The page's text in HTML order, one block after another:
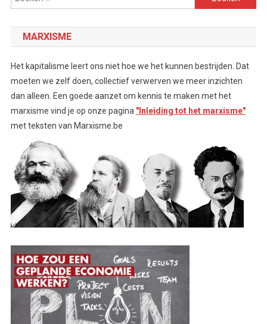
naar:
MARXISME
Het kapitalisme leert ons niet hoe we het kunnen bestrijden. Dat
moeten we zelf doen, collectief verwerven we meer inzichten
dan alleen. Een goede aanzet om kennis te maken met het
marxisme vind je op onze pagina "Inleiding tot het marxisme"
met teksten van Marxisme.be